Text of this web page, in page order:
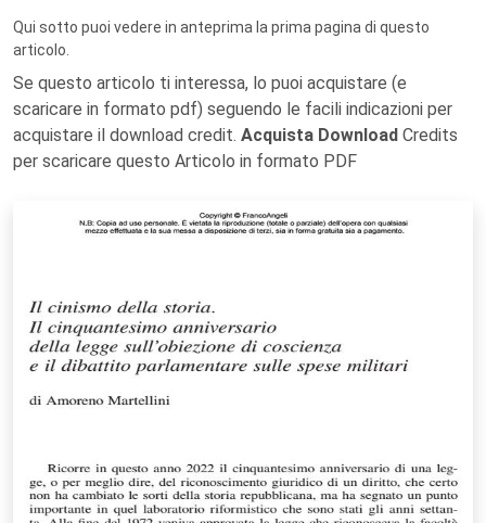
Qui sotto puoi vedere in anteprima la prima pagina di questo
articolo.
Se questo articolo ti interessa, lo puoi acquistare (e
scaricare in formato pdf) seguendo le facili indicazioni per
acquistare il download credit. Acquista Download Credits
per scaricare questo Articolo in formato PDF